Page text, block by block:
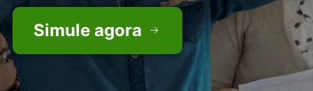
Simule agora